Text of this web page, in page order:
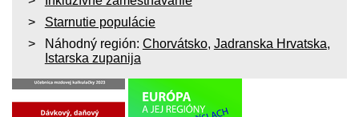
Starnutie populácie
Náhodný región: Chorvátsko, Jadranska Hrvatska,
Istarska zupanija